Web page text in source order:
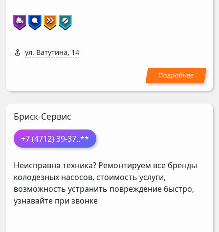
ул. Ватутина, 14
Бриск-Сервис
+7 (4712) 39-37..**
Неисправна техника? Ремонтируем все бренды
колодезных насосов, стоимость услуги,
возможность устранить повреждение быстро,
узнавайте при звонке